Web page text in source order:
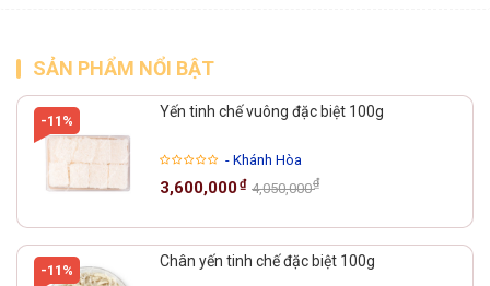
SẢN PHẨM NỔI BẬT
-11%
Yến tinh chế vuông đặc biệt 100g
- Khánh Hòa
3,600,000₫ 4,050,000₫
-11%
Chân yến tinh chế đặc biệt 100g